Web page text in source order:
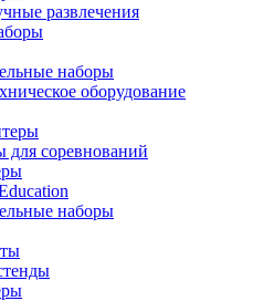
развлечения
наборы
оборудование
для соревнований
наборы